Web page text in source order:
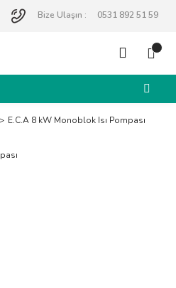
Bize Ulaşın : 0531 892 51 59
E.C.A 8 kW Monoblok Isı Pompası